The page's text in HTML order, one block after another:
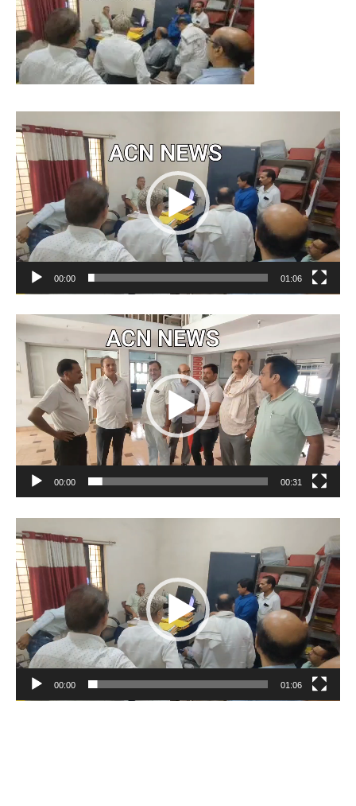
Video
Player
00:00 01:06
Video
Player
00:00 00:31
Video
Player
00:00 01:06